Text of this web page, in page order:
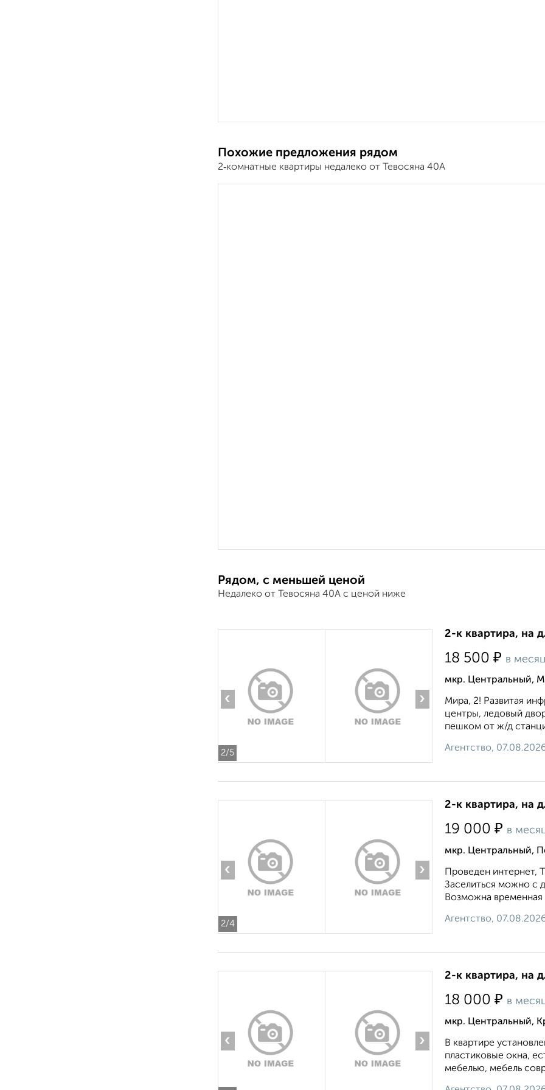
Похожие предложения рядом
2‑комнатные квартиры недалеко от Тевосяна 40А
Рядом, с меньшей ценой
Недалеко от Тевосяна 40А с ценой ниже
2/5
‹ ›
2-к квартира, на
18 500 ₽ в
мкр. Центральный,
Мира, 2! Развитая
центры, ледовый
пешком от ж/д
Агентство,
2/4
‹ ›
2-к квартира, на
19 000 ₽ в
мкр. Центральный,
Проведен интернет,
Заселиться можно с
Возможна временная
Агентство,
‹ ›
2-к квартира, на
18 000 ₽ в
мкр. Центральный,
В квартире
пластиковые окна,
мебелью, мебель